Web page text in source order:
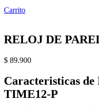
Carrito
RELOJ DE
$ 89.900
Caracteristicas
TIME12-P